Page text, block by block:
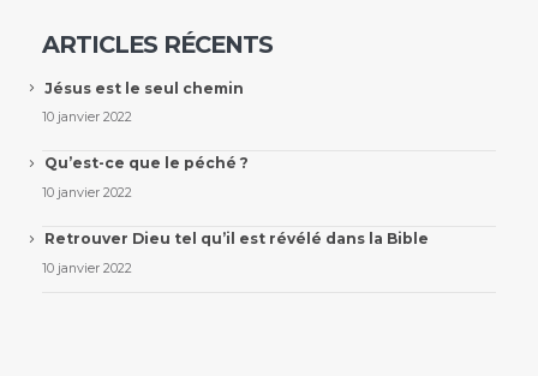
ARTICLES RÉCENTS
Jésus est le seul chemin
10 janvier 2022
Qu’est-ce que le péché ?
10 janvier 2022
Retrouver Dieu tel qu’il est révélé dans la Bible
10 janvier 2022